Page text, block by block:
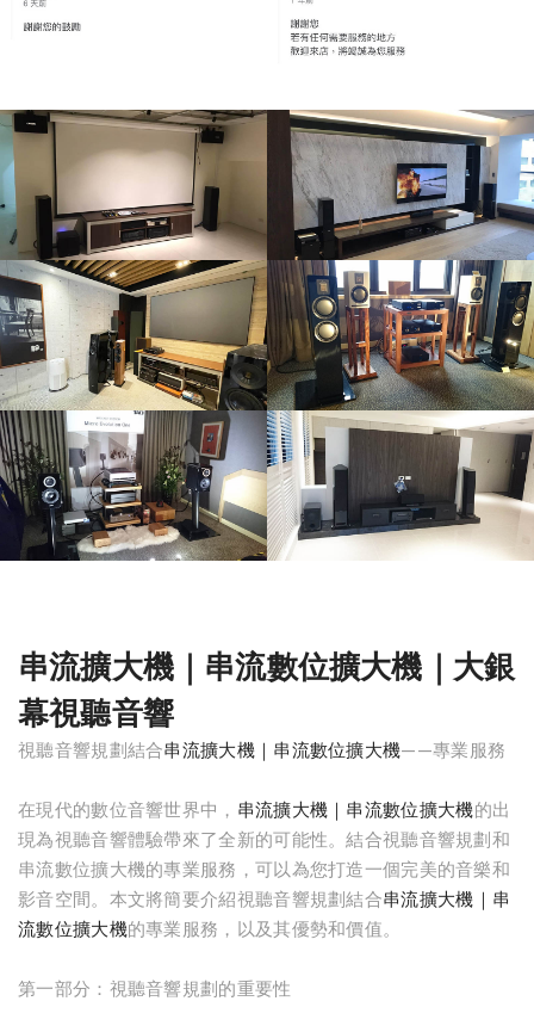
串流擴大機｜串流數位擴大機｜大銀
幕視聽音響
視聽音響規劃結合串流擴大機｜串流數位擴大機——專業服務
在現代的數位音響世界中， 串流擴大機｜串流數位擴大機的出
現為視聽音響體驗帶來了全新的可能性。結合視聽音響規劃和
串流數位擴大機的專業服務，可以為您打造一個完美的音樂和
影音空間。本文將簡要介紹視聽音響規劃結合串流擴大機｜串
流數位擴大機的專業服務，以及其優勢和價值。
第一部分：視聽音響規劃的重要性